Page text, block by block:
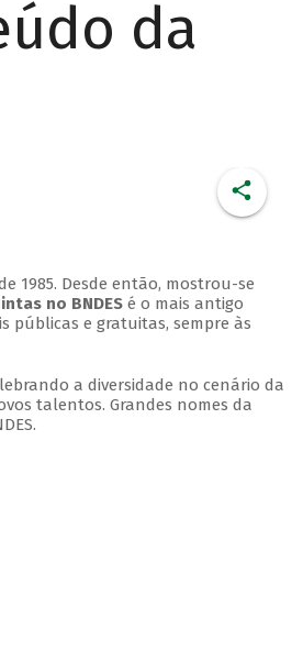
da
1985. Desde então, mostrou-se
no BNDESé o mais antigo
públicas e gratuitas, sempre às
a diversidade no cenário da
talentos. Grandes nomes da